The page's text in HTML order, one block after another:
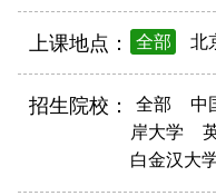
上课地点： 全部 北
招生院校： 全部 中
岸大学
白金汉大